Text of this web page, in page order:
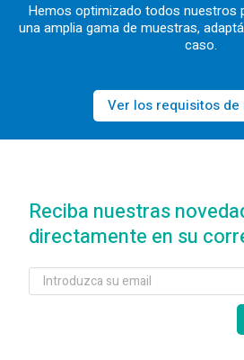
Hemos optimizado todos nuestros
una amplia gama de muestras,
caso.
Ver los requisitos de
Reciba nuestras
directamente en su